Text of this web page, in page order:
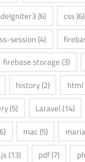
(6) css(6)
session (4)
firebase storage (3)
history(2) html
(5) Laravel (14)
mac (5)
(13) pdf(7)